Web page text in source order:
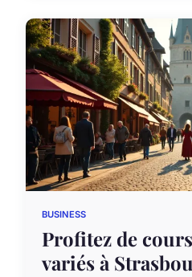
BUSINESS
Profitez de
variés à